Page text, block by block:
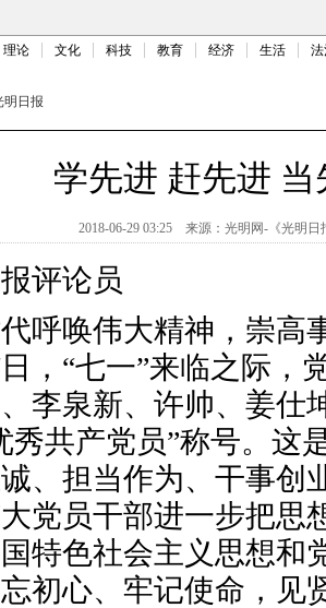
理论 文化 科技 教育 经济 生活
明日报
学先进 赶先进 当
2018-06-29 03:25 来源： 光明网-《光明日
评论员
唤伟大精神，崇高
，“七一”来临之际，
李泉新、许帅、姜仕
秀共产党员”称号。这
、担当作为、干事创
党员干部进一步把思
特色社会主义思想和
初心、牢记使命，见